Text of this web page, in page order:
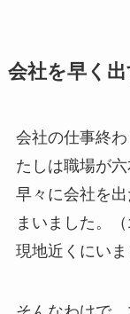
会社を早く
会社の仕事終
たしは職場が
早々に会社を
まいました。
現地近くにいま